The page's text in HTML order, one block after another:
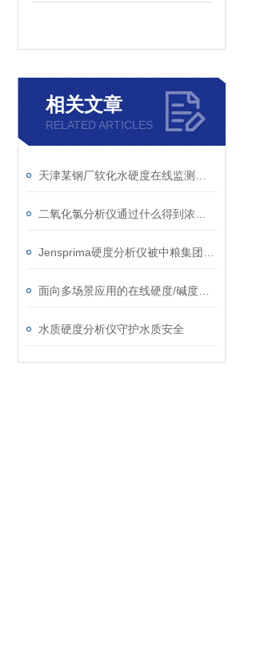
相关文章
RELATED ARTICLES
水质硬度分析仪守护水质安全